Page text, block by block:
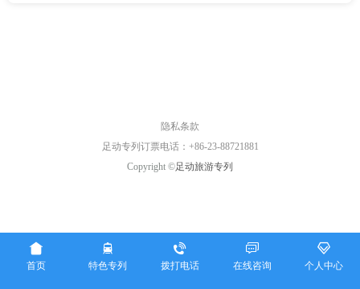
隐私条款
足动专列订票电话：+86-23-88721881
Copyright ©足动旅游专列

首页

特色专列

拨打电话

在线咨询

个人中心